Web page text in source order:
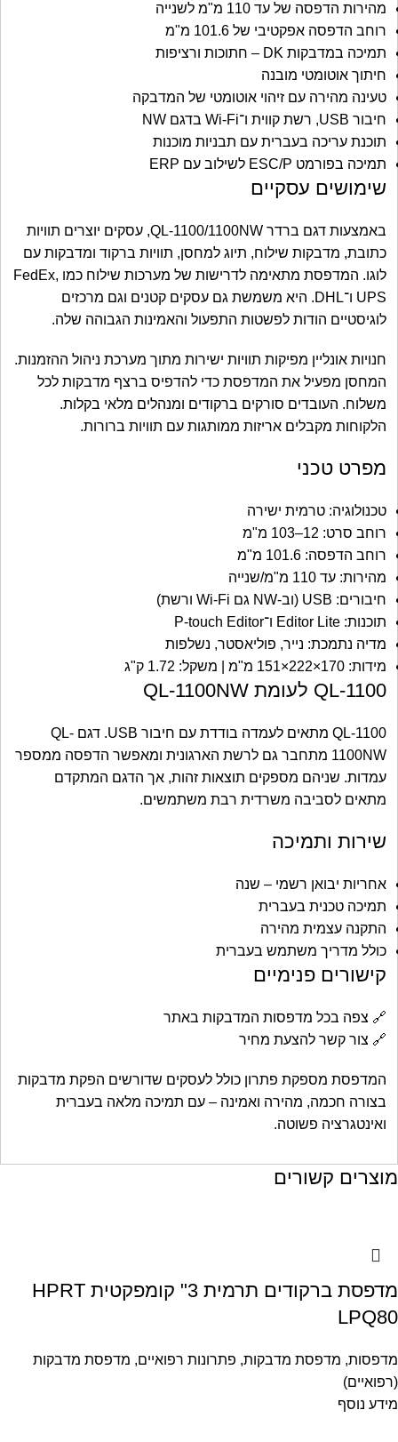
מהירות הדפסה של עד 110 מ"מ לשנייה
רוחב הדפסה אפקטיבי של 101.6 מ"מ
תמיכה במדבקות DK – חתוכות ורציפות
חיתוך אוטומטי מובנה
טעינה מהירה עם זיהוי אוטומטי של המדבקה
חיבור USB, רשת קווית ו־Wi-Fi בדגם NW
תוכנת עריכה בעברית עם תבניות מוכנות
תמיכה בפורמט ESC/P לשילוב עם ERP
שימושים עסקיים
באמצעות דגם ברדר QL-1100/1100NW, עסקים יוצרים תוויות
כתובת, מדבקות שילוח, תיוג למחסן, תוויות ברקוד ומדבקות עם
לוגו. המדפסת מתאימה לדרישות של מערכות שילוח כמו FedEx,
UPS ו־DHL. היא משמשת גם עסקים קטנים וגם מרכזים
לוגיסטיים הודות לפשטות התפעול והאמינות הגבוהה שלה.
חנויות אונליין מפיקות תוויות ישירות מתוך מערכת ניהול ההזמנות.
המחסן מפעיל את המדפסת כדי להדפיס ברצף מדבקות לכל
משלוח. העובדים סורקים ברקודים ומנהלים מלאי בקלות.
הלקוחות מקבלים אריזות ממותגות עם תוויות ברורות.
מפרט טכני
טכנולוגיה: טרמית ישירה
רוחב סרט: 12–103 מ"מ
רוחב הדפסה: 101.6 מ"מ
מהירות: עד 110 מ"מ/שנייה
חיבורים: USB (וב-NW גם Wi-Fi ורשת)
תוכנות: Editor Lite ו־P-touch Editor
מדיה נתמכת: נייר, פוליאסטר, נשלפות
מידות: 170×222×151 מ"מ | משקל: 1.72 ק"ג
QL-1100 לעומת QL-1100NW
QL-1100 מתאים לעמדה בודדת עם חיבור USB. דגם QL-
1100NW מתחבר גם לרשת הארגונית ומאפשר הדפסה ממספר
עמדות. שניהם מספקים תוצאות זהות, אך הדגם המתקדם
מתאים לסביבה משרדית רבת משתמשים.
שירות ותמיכה
אחריות יבואן רשמי – שנה
תמיכה טכנית בעברית
התקנה עצמית מהירה
כולל מדריך משתמש בעברית
קישורים פנימיים
🔗 צפה בכל מדפסות המדבקות באתר
🔗 צור קשר להצעת מחיר
המדפסת מספקת פתרון כולל לעסקים שדורשים הפקת מדבקות
בצורה חכמה, מהירה ואמינה – עם תמיכה מלאה בעברית
ואינטגרציה פשוטה.
מוצרים קשורים
מדפסת ברקודים תרמית 3" קומפקטית HPRT
LPQ80
מדפסות, מדפסת מדבקות, פתרונות רפואיים, מדפסת מדבקות
(רפואיים)
מידע נוסף